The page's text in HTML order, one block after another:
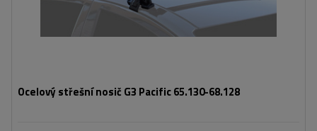
Ocelový střešní nosič G3 Pacific 65.130-68.128